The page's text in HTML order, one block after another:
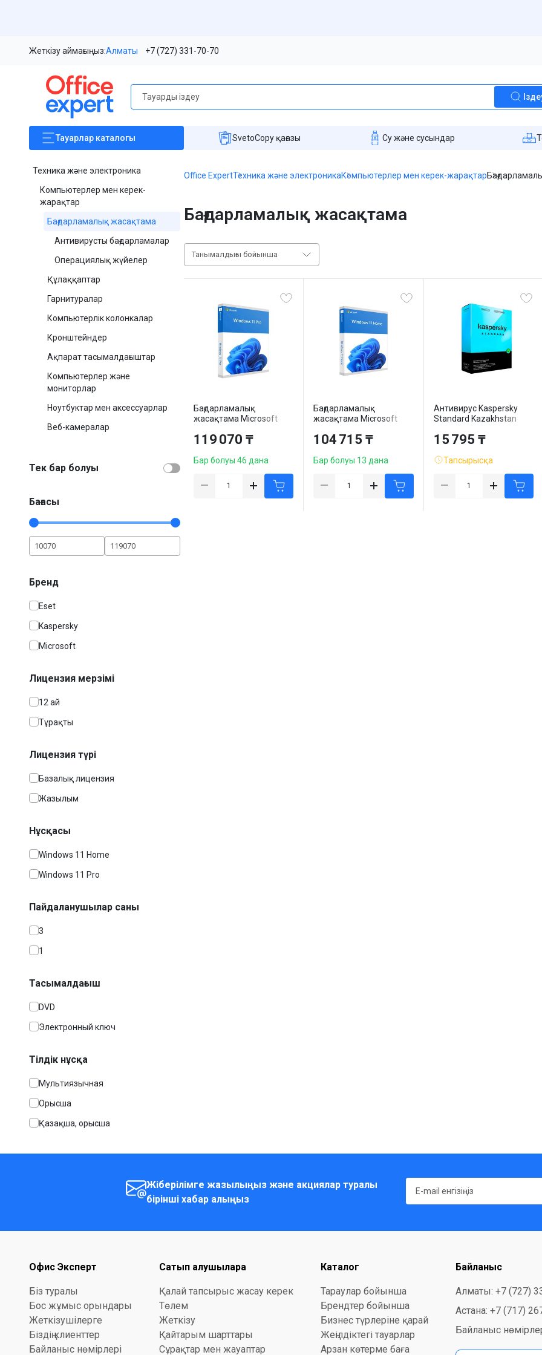
Жеткізу аймағыңыз:Алматы +7 (727) 331-70-70
Тауарлар каталогы SvetoCopy қағазы Су және сусындар
Техника және электроника
Компьютерлер мен керек-
жарақтар
Бағдарламалық жасақтама
Антивирусты бағдарламалар
Операциялық жүйелер
Құлаққаптар
Гарнитуралар
Компьютерлік колонкалар
Кронштейндер
Ақпарат тасымалдағыштар
Компьютерлер және
мониторлар
Ноутбуктар мен аксессуарлар
Веб-камералар
Тек бар болуы
Бағасы
Бренд
Eset
Kaspersky
Microsoft
Лицензия мерзімі
12 ай
Тұрақты
Лицензия түрі
Базалық лицензия
Жазылым
Нұсқасы
Windows 11 Home
Windows 11 Pro
Пайдаланушылар саны
3
1
Тасымалдағыш
DVD
Электронный ключ
Тілдік нұсқа
Мультиязычная
Орысша
Қазақша, орысша
Office ExpertТехника және электроникаКомпьютерлер мен керек-жарақтар
Бағдарламалық жасақтама
Танымалдығы бойынша
Бағдарламалық
жасақтама Microsoft
пайдаланушы, OEM, DVD
119 070 ₸
Бар болуы 46 дана
Бағдарламалық
жасақтама Microsoft
бит, 1 пайдаланушы,
104 715 ₸
Бар болуы 13 дана
Антивирус Kaspersky
Standard Kazakhstan
12 айға жазылым, box
15 795 ₸
Тапсырысқа
Жіберілімге жазылыңыз және акциялар туралы
бірінші хабар алыңыз
Офис Эксперт
Біз туралы
Бос жұмыс орындары
Жеткізушілерге
Біздің клиенттер
Байланыс нөмірлері
Сатып алушыларға
Қалай тапсырыс жасау керек
Төлем
Жеткізу
Қайтарым шарттары
Сұрақтар мен жауаптар
Каталог
Тараулар бойынша
Брендтер бойынша
Бизнес түрлеріне қарай
Жеңілдіктегі тауарлар
Арзан көтерме баға
Байланыс
Алматы: +7 (727)
Астана: +7 (717)
Байланыс